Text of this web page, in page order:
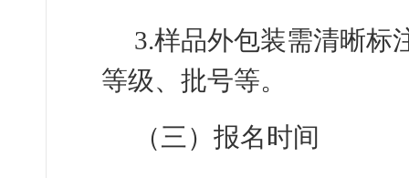
3.样品外包装需清晰标
等级、批号等。
（三）报名时间